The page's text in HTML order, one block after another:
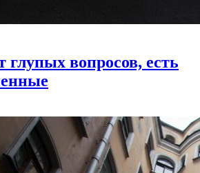
глупых вопросов, есть